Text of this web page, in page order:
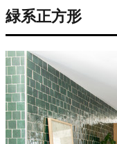
緑系正方形